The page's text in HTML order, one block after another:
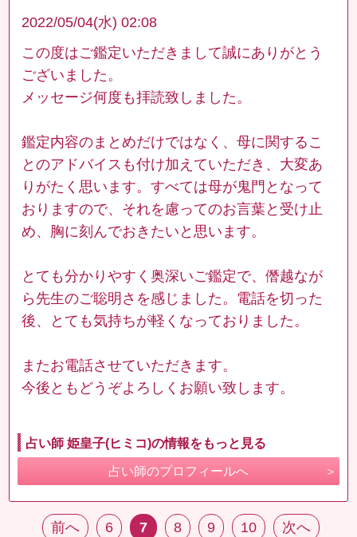
2022/05/04(水) 02:08
この度はご鑑定いただきまして誠にありがとう
ございました。
メッセージ何度も拝読致しました。
鑑定内容のまとめだけではなく、母に関するこ
とのアドバイスも付け加えていただき、大変あ
りがたく思います。すべては母が鬼門となって
おりますので、それを慮ってのお言葉と受け止
め、胸に刻んでおきたいと思います。
とても分かりやすく奥深いご鑑定で、僭越なが
ら先生のご聡明さを感じました。電話を切った
後、とても気持ちが軽くなっておりました。
またお電話させていただきます。
今後ともどうぞよろしくお願い致します。
占い師 姫皇子(ヒミコ)の情報をもっと見る
占い師のプロフィールへ
前へ 6 7 8 9 10 次へ